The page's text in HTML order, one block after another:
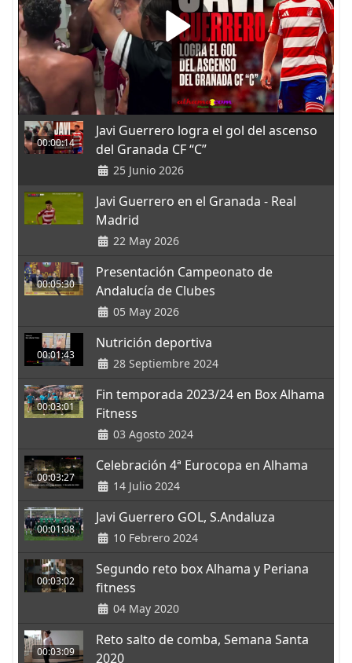
00:00:14
Javi Guerrero logra el gol del ascenso
del Granada CF “C”
25 Junio 2026
Javi Guerrero en el Granada - Real
Madrid
22 May 2026
00:05:30
Presentación Campeonato de
Andalucía de Clubes
05 May 2026
00:01:43
Nutrición deportiva
28 Septiembre 2024
00:03:01
Fin temporada 2023/24 en Box Alhama
Fitness
03 Agosto 2024
00:03:27
Celebración 4ª Eurocopa en Alhama
14 Julio 2024
00:01:08
Javi Guerrero GOL, S.Andaluza
10 Febrero 2024
00:03:02
Segundo reto box Alhama y Periana
fitness
04 May 2020
00:03:09
Reto salto de comba, Semana Santa
2020